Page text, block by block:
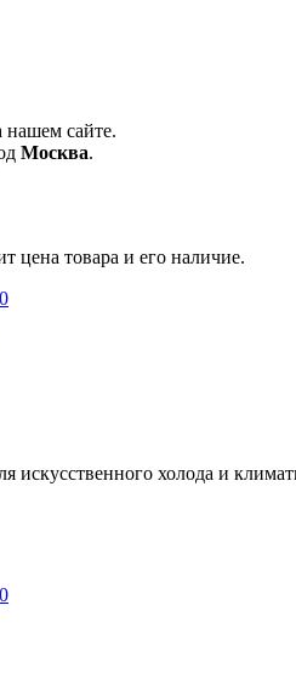
нашем сайте.
Москва.
цена товара и его наличие.
искусственного холода и